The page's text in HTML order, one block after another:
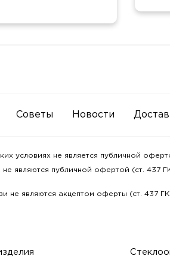
Советы Новости
условиях не является публичной
являются публичной офертой (ст. 437
не являются акцептом оферты (ст. 437